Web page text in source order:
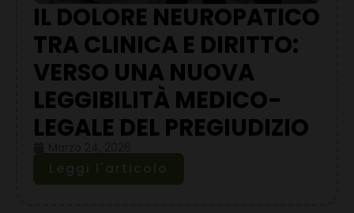
IL DOLORE NEUROPATICO
TRA CLINICA E DIRITTO:
VERSO UNA NUOVA
LEGGIBILITÀ MEDICO-
LEGALE DEL PREGIUDIZIO
Leggi l'articolo